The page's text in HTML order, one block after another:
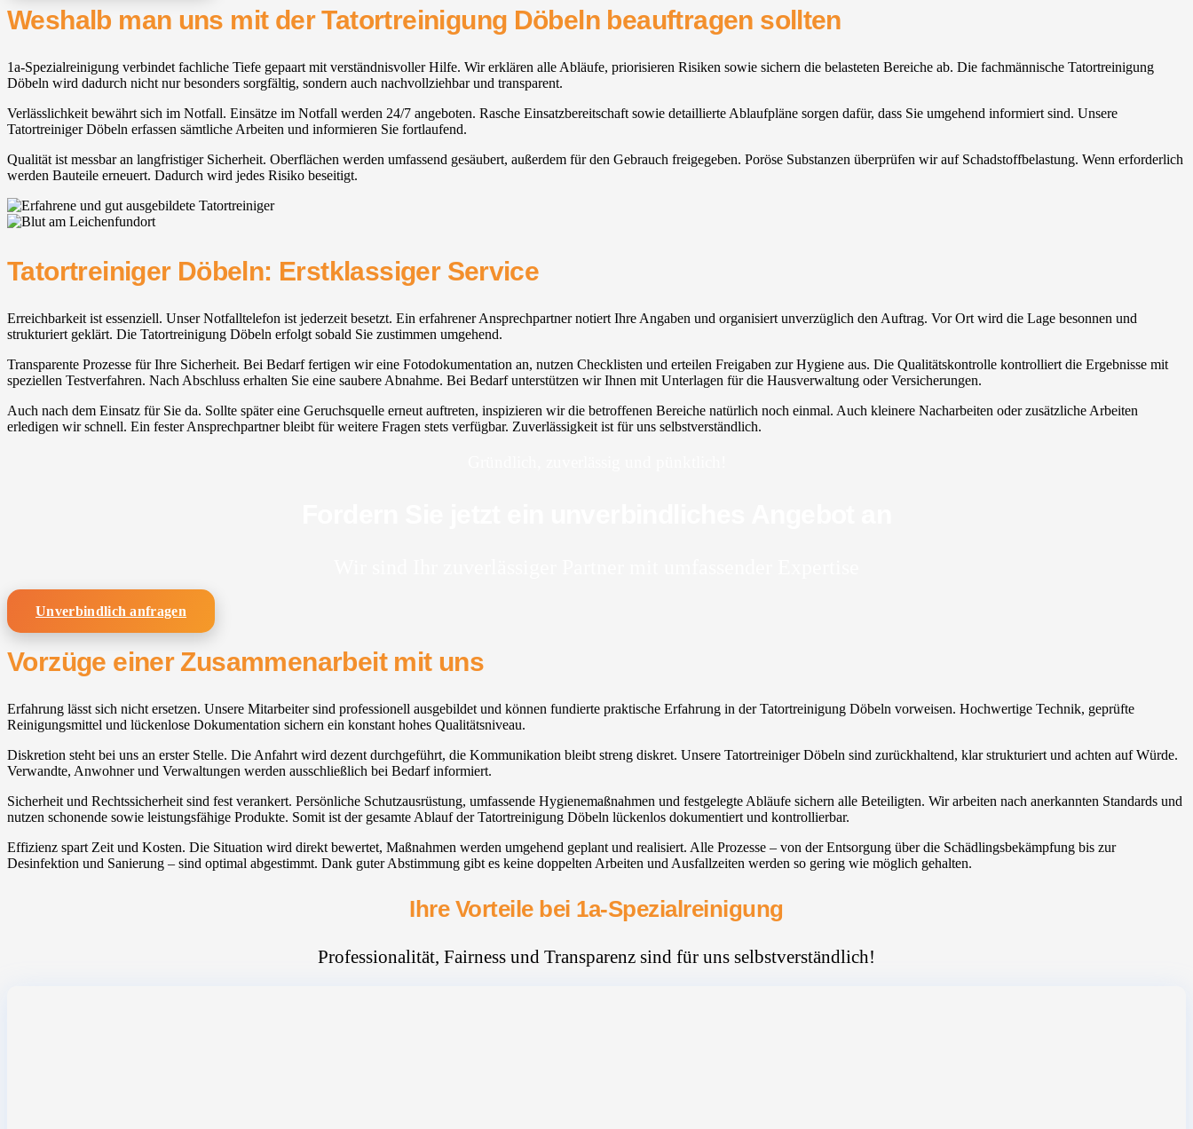
Weshalb man uns mit der Tatortreinigung Döbeln beauftragen sollten
1a-Spezialreinigung verbindet fachliche Tiefe gepaart mit verständnisvoller Hilfe. Wir erklären alle Abläufe, priorisieren Risiken sowie sichern die belasteten Bereiche ab. Die fachmännische Tatortreinigung
Döbeln wird dadurch nicht nur besonders sorgfältig, sondern auch nachvollziehbar und transparent.
Verlässlichkeit bewährt sich im Notfall. Einsätze im Notfall werden 24/7 angeboten. Rasche Einsatzbereitschaft sowie detaillierte Ablaufpläne sorgen dafür, dass Sie umgehend informiert sind. Unsere
Tatortreiniger Döbeln erfassen sämtliche Arbeiten und informieren Sie fortlaufend.
Qualität ist messbar an langfristiger Sicherheit. Oberflächen werden umfassend gesäubert, außerdem für den Gebrauch freigegeben. Poröse Substanzen überprüfen wir auf Schadstoffbelastung. Wenn erforderlich
werden Bauteile erneuert. Dadurch wird jedes Risiko beseitigt.
Tatortreiniger Döbeln: Erstklassiger Service
Erreichbarkeit ist essenziell. Unser Notfalltelefon ist jederzeit besetzt. Ein erfahrener Ansprechpartner notiert Ihre Angaben und organisiert unverzüglich den Auftrag. Vor Ort wird die Lage besonnen und
strukturiert geklärt. Die Tatortreinigung Döbeln erfolgt sobald Sie zustimmen umgehend.
Transparente Prozesse für Ihre Sicherheit. Bei Bedarf fertigen wir eine Fotodokumentation an, nutzen Checklisten und erteilen Freigaben zur Hygiene aus. Die Qualitätskontrolle kontrolliert die Ergebnisse mit
speziellen Testverfahren. Nach Abschluss erhalten Sie eine saubere Abnahme. Bei Bedarf unterstützen wir Ihnen mit Unterlagen für die Hausverwaltung oder Versicherungen.
Auch nach dem Einsatz für Sie da. Sollte später eine Geruchsquelle erneut auftreten, inspizieren wir die betroffenen Bereiche natürlich noch einmal. Auch kleinere Nacharbeiten oder zusätzliche Arbeiten
erledigen wir schnell. Ein fester Ansprechpartner bleibt für weitere Fragen stets verfügbar. Zuverlässigkeit ist für uns selbstverständlich.
Unverbindlich anfragen
Vorzüge einer Zusammenarbeit mit uns
Erfahrung lässt sich nicht ersetzen. Unsere Mitarbeiter sind professionell ausgebildet und können fundierte praktische Erfahrung in der Tatortreinigung Döbeln vorweisen. Hochwertige Technik, geprüfte
Reinigungsmittel und lückenlose Dokumentation sichern ein konstant hohes Qualitätsniveau.
Diskretion steht bei uns an erster Stelle. Die Anfahrt wird dezent durchgeführt, die Kommunikation bleibt streng diskret. Unsere Tatortreiniger Döbeln sind zurückhaltend, klar strukturiert und achten auf Würde.
Verwandte, Anwohner und Verwaltungen werden ausschließlich bei Bedarf informiert.
Sicherheit und Rechtssicherheit sind fest verankert. Persönliche Schutzausrüstung, umfassende Hygienemaßnahmen und festgelegte Abläufe sichern alle Beteiligten. Wir arbeiten nach anerkannten Standards und
nutzen schonende sowie leistungsfähige Produkte. Somit ist der gesamte Ablauf der Tatortreinigung Döbeln lückenlos dokumentiert und kontrollierbar.
Effizienz spart Zeit und Kosten. Die Situation wird direkt bewertet, Maßnahmen werden umgehend geplant und realisiert. Alle Prozesse – von der Entsorgung über die Schädlingsbekämpfung bis zur
Desinfektion und Sanierung – sind optimal abgestimmt. Dank guter Abstimmung gibt es keine doppelten Arbeiten und Ausfallzeiten werden so gering wie möglich gehalten.
Ihre Vorteile bei 1a-Spezialreinigung
Professionalität, Fairness und Transparenz sind für uns selbstverständlich!